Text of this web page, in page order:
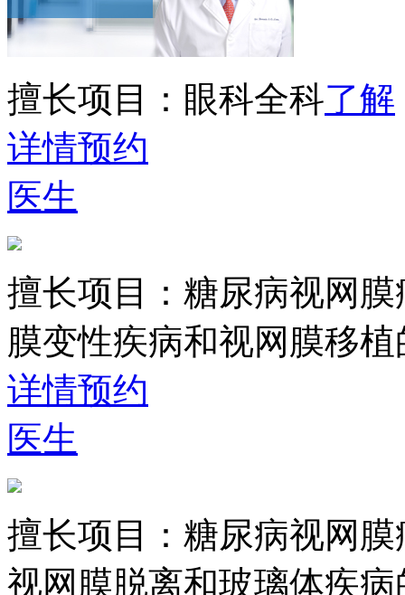
擅长项目： 眼科全科了解
详情预约
医生
擅长项目： 糖尿病视网
膜变性疾病和视网膜移
详情预约
医生
擅长项目： 糖尿病视网
视网膜脱离和玻璃体疾